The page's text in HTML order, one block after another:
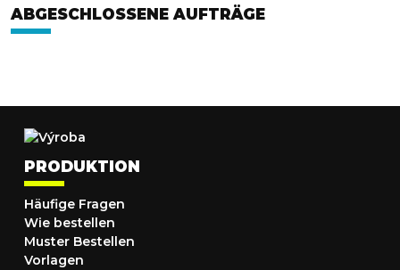
ABGESCHLOSSENE AUFTRÄGE
PRODUKTION
Häufige Fragen
Wie bestellen
Muster Bestellen
Vorlagen